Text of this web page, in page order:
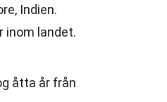
Indien.
inom landet.
åtta år från